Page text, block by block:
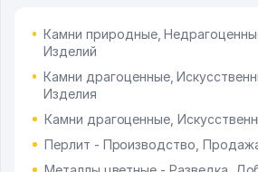
Камни природные,
Изделий
Камни драгоценные,
Изделия
Камни драгоценные,
Перлит - Производство,